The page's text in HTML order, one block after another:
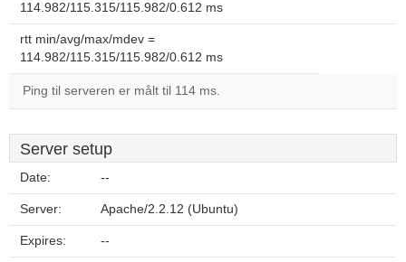
114.982/115.315/115.982/0.612 ms
rtt min/avg/max/mdev =
114.982/115.315/115.982/0.612 ms
Ping til serveren er målt til 114 ms.
Server setup
Date: --
Server: Apache/2.2.12 (Ubuntu)
Expires: --